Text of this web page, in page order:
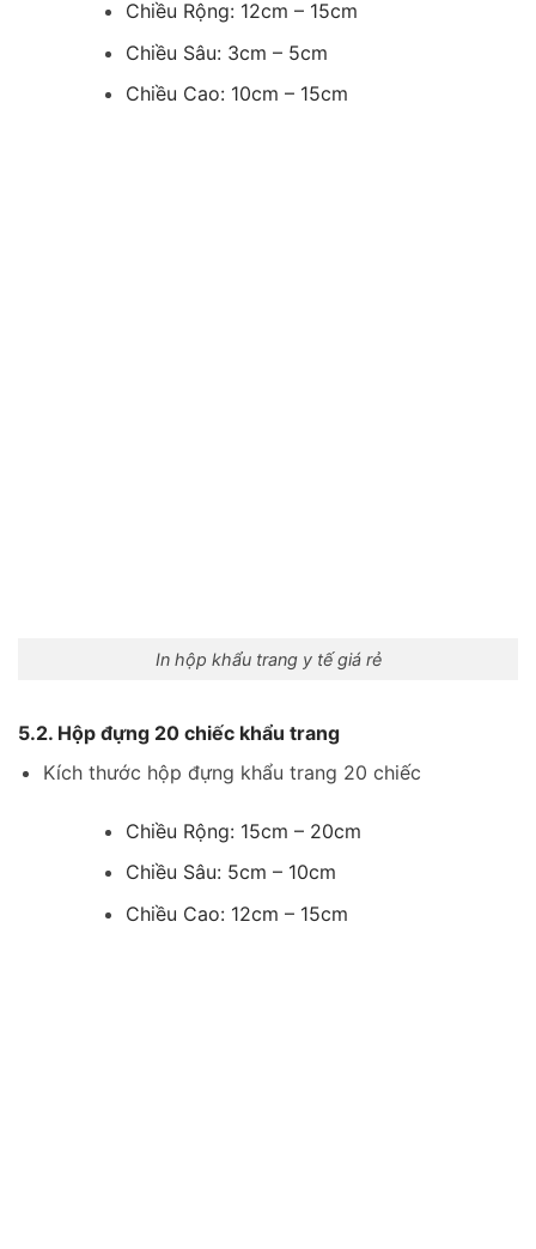
Chiều Rộng: 12cm – 15cm
Chiều Sâu: 3cm – 5cm
Chiều Cao: 10cm – 15cm
In hộp khẩu trang y tế giá rẻ
5.2. Hộp đựng 20 chiếc khẩu trang
Kích thước hộp đựng khẩu trang 20 chiếc
Chiều Rộng: 15cm – 20cm
Chiều Sâu: 5cm – 10cm
Chiều Cao: 12cm – 15cm